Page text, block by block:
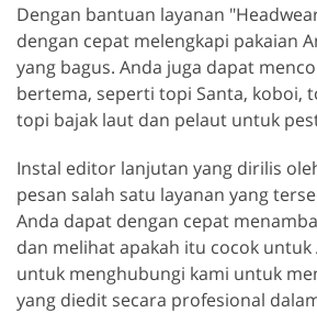
Dengan bantuan layanan
dengan cepat melengkapi pakaian
yang bagus. Anda juga dapat
bertema, seperti topi Santa, koboi,
topi bajak laut dan pelaut untuk
Instal editor lanjutan yang dirilis
pesan salah satu layanan yang
Anda dapat dengan cepat
dan melihat apakah itu cocok untuk
untuk menghubungi kami untuk
yang diedit secara profesional